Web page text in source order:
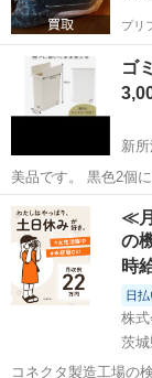
プリ
ゴ
新
美品です。 黒色2個
致します。
埼玉 所沢市
≪
の
時
日払
株
茨
コネクタ製造工場の